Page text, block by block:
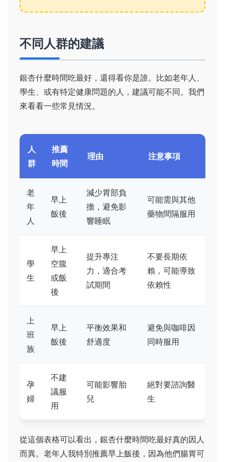
不同人群的建議
銀杏什麼時間吃最好，還得看你是誰。比如老年人、
學生、或有特定健康問題的人，建議可能不同。我們
來看看一些常見情況。
人
群
推薦
時間
理由 注意事項
老
年
人
早上
飯後
減少胃部負
擔，避免影
響睡眠
可能需與其他
藥物間隔服用
學
生
早上
空腹
或飯
後
提升專注
力，適合考
試期間
不要長期依
賴，可能導致
依賴性
上
班
族
早上
飯後
平衡效果和
舒適度
避免與咖啡因
同時服用
孕
婦
不建
議服
用
可能影響胎
兒
絕對要諮詢醫
生
從這個表格可以看出，銀杏什麼時間吃最好真的因人
而異。老年人我特別推薦早上飯後，因為他們腸胃可